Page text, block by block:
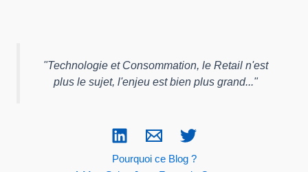
"Technologie et Consommation, le Retail n'est
plus le sujet, l'enjeu est bien plus grand..."
Pourquoi ce Blog ?